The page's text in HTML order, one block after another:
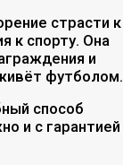
страсти к
к спорту. Она
и
футболом.
способ
и с гарантией